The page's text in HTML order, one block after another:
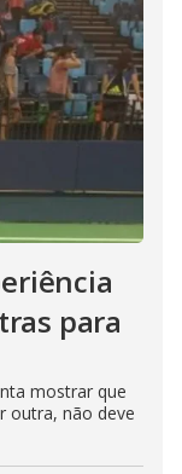
para
mostrar que
outra, não deve